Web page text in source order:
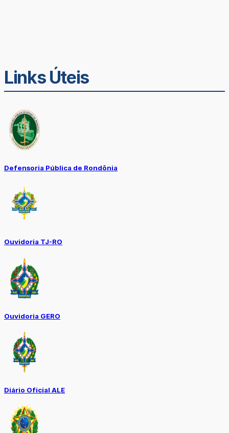
Links Úteis
Defensoria Pública de Rondônia
Ouvidoria TJ-RO
Ouvidoria GERO
Diário Oficial ALE